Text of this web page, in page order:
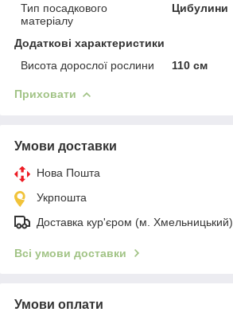
Тип посадкового
матеріалу
Цибулини
Додаткові характеристики
Висота дорослої рослини
110 см
Приховати
Умови доставки
Нова Пошта
Укрпошта
Доставка кур'єром (м. Хмельницький)
Всі умови доставки
Умови оплати